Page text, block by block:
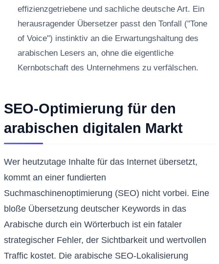
effizienzgetriebene und sachliche deutsche Art. Ein
herausragender Übersetzer passt den Tonfall ("Tone
of Voice") instinktiv an die Erwartungshaltung des
arabischen Lesers an, ohne die eigentliche
Kernbotschaft des Unternehmens zu verfälschen.
SEO-Optimierung für den
arabischen digitalen Markt
Wer heutzutage Inhalte für das Internet übersetzt,
kommt an einer fundierten
Suchmaschinenoptimierung (SEO) nicht vorbei. Eine
bloße Übersetzung deutscher Keywords in das
Arabische durch ein Wörterbuch ist ein fataler
strategischer Fehler, der Sichtbarkeit und wertvollen
Traffic kostet. Die arabische SEO-Lokalisierung